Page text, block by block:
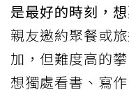
是最好的時刻，
親友邀約聚餐或
加，但難度高的
想獨處看書、寫